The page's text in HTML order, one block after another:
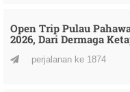
Open Trip Pulau
2026, Dari Dermaga
perjalanan ke 1874